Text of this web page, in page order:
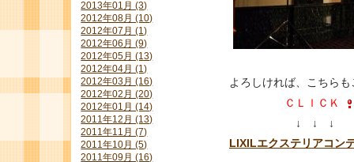
よろしければ、こちら
ＣＬＩＣＫ
↓ ↓ ↓
LIXILエクステリアコン
2013年01月 (3)
2012年08月 (10)
2012年07月 (1)
2012年06月 (9)
2012年05月 (13)
2012年04月 (1)
2012年03月 (16)
2012年02月 (20)
2012年01月 (14)
2011年12月 (13)
2011年11月 (7)
2011年10月 (5)
2011年09月 (16)